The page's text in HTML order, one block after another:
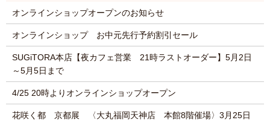
オンラインショップオープンのお知らせ
オンラインショップ お中元先行予約割引セール
SUGiTORA本店【夜カフェ営業 21時ラストオーダー】5月2日
～5月5日まで
4/25 20時よりオンラインショップオープン
花咲く都 京都展 〈大丸福岡天神店 本館8階催場〉3月25日